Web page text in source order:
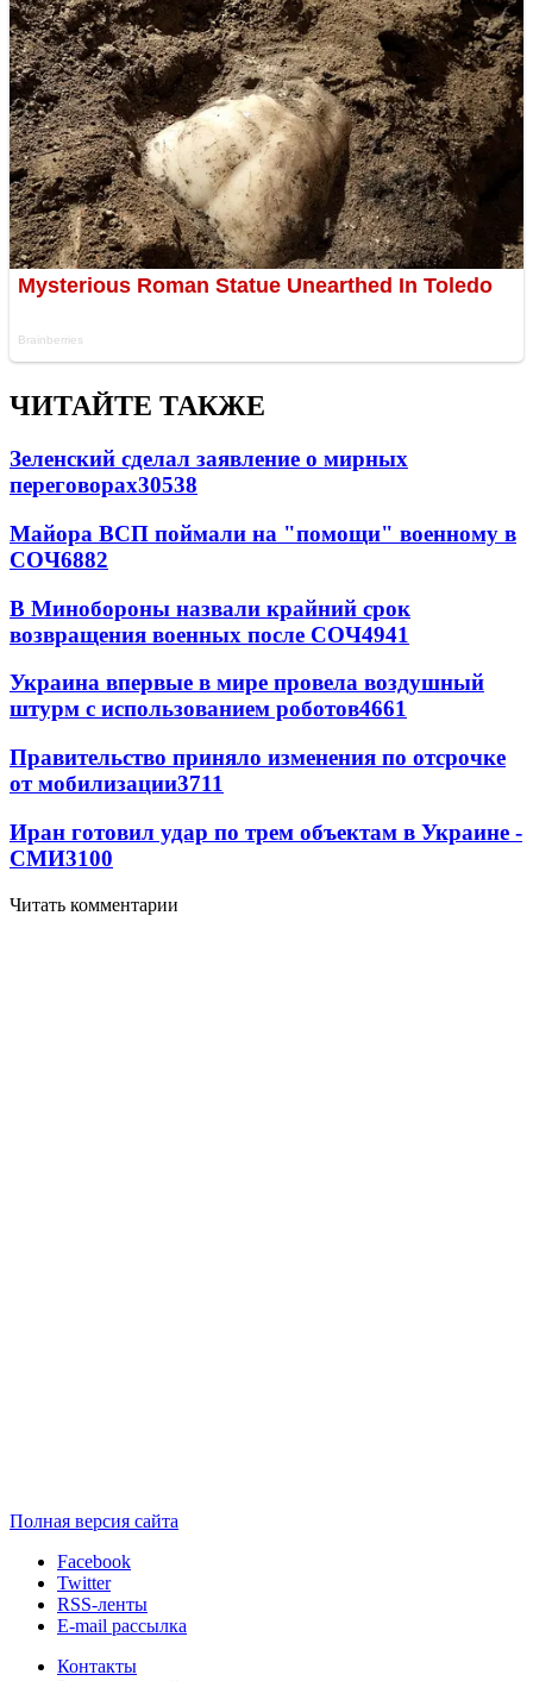
ЧИТАЙТЕ ТАКЖЕ
Зеленский сделал заявление о мирных
переговорах30538
Майора ВСП поймали на "помощи" военному в
СОЧ6882
В Минобороны назвали крайний срок
возвращения военных после СОЧ4941
Украина впервые в мире провела воздушный
штурм с использованием роботов4661
Правительство приняло изменения по отсрочке
от мобилизации3711
Иран готовил удар по трем объектам в Украине -
СМИ3100
Читать комментарии
Полная версия сайта
Facebook
Twitter
RSS-ленты
E-mail рассылка
Контакты